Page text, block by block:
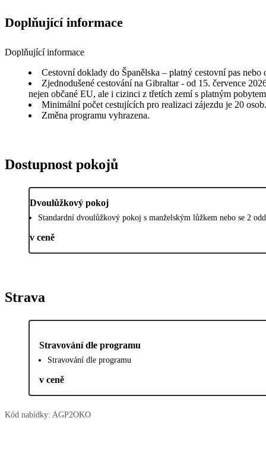
Doplňující informace
Doplňující informace
Cestovní doklady do Španělska – platný cestovní pas nebo
Zjednodušené cestování na Gibraltar - od 15. července
nejen občané EU, ale i cizinci z třetích zemí s platným
Minimální počet cestujících pro realizaci zájezdu je 20 osob.
Změna programu vyhrazena.
Dostupnost pokojů
Dvoulůžkový pokoj
Standardní dvoulůžkový pokoj s manželským lůžkem nebo se 2
v ceně
Strava
Stravování dle programu
Stravování dle programu
v ceně
Kód nabídky: AGP2OKO